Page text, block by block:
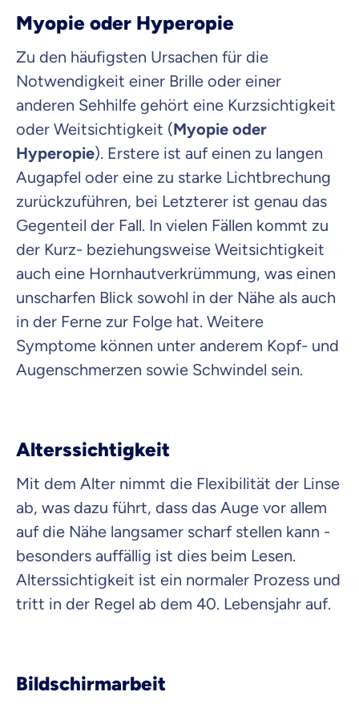
Myopie oder Hyperopie
Zu den häufigsten Ursachen für die
Notwendigkeit einer Brille oder einer
anderen Sehhilfe gehört eine Kurzsichtigkeit
oder Weitsichtigkeit (Myopie oder
Hyperopie). Erstere ist auf einen zu langen
Augapfel oder eine zu starke Lichtbrechung
zurückzuführen, bei Letzterer ist genau das
Gegenteil der Fall. In vielen Fällen kommt zu
der Kurz- beziehungsweise Weitsichtigkeit
auch eine Hornhautverkrümmung, was einen
unscharfen Blick sowohl in der Nähe als auch
in der Ferne zur Folge hat. Weitere
Symptome können unter anderem Kopf- und
Augenschmerzen sowie Schwindel sein.
Alterssichtigkeit
Mit dem Alter nimmt die Flexibilität der Linse
ab, was dazu führt, dass das Auge vor allem
auf die Nähe langsamer scharf stellen kann -
besonders auffällig ist dies beim Lesen.
Alterssichtigkeit ist ein normaler Prozess und
tritt in der Regel ab dem 40. Lebensjahr auf.
Bildschirmarbeit